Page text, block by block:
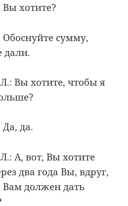
хотите?
сумму,
дали.
Вы хотите, чтобы я
да.
А, вот, Вы хотите
два года Вы, вдруг,
должен дать